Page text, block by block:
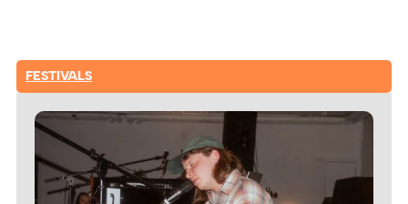
FESTIVALS